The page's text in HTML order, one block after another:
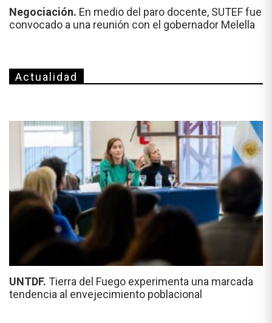
Negociación. En medio del paro docente, SUTEF fue
convocado a una reunión con el gobernador Melella
Actualidad
UNTDF. Tierra del Fuego experimenta una marcada
tendencia al envejecimiento poblacional